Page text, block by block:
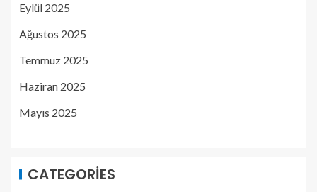
Eylül 2025
Ağustos 2025
Temmuz 2025
Haziran 2025
Mayıs 2025
CATEGORIES